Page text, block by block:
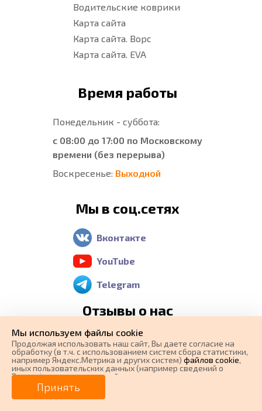
0 ₽
от0₽/мес. Плати частями
Водительские коврики
Карта сайта
Карта сайта. Ворс
Карта сайта. EVA
Время работы
Понедельник - суббота:
с 08:00 до 17:00 по Московскому
времени (без перерыва)
Воскресенье: Выходной
Мы в соц.сетях
Вконтакте
YouTube
Telegram
Отзывы о нас
Яндекс Карты
Google Maps
Мы используем файлы cookie
Продолжая использовать наш cайт, Вы даете согласие на
обработку (в т.ч. с использованием систем сбора статистики,
например Яндекс.Метрика и других систем) файлов cookie,
иных пользовательских данных (например сведений о
Вашем ip-адресе, сведений о местоположении, типе
устройства, времени посещения страницы, сведений о
ресурсах сети Интернет, с которых были совершены
переходы на наш сайт, сведения о Ваших действиях на сайте
Принять